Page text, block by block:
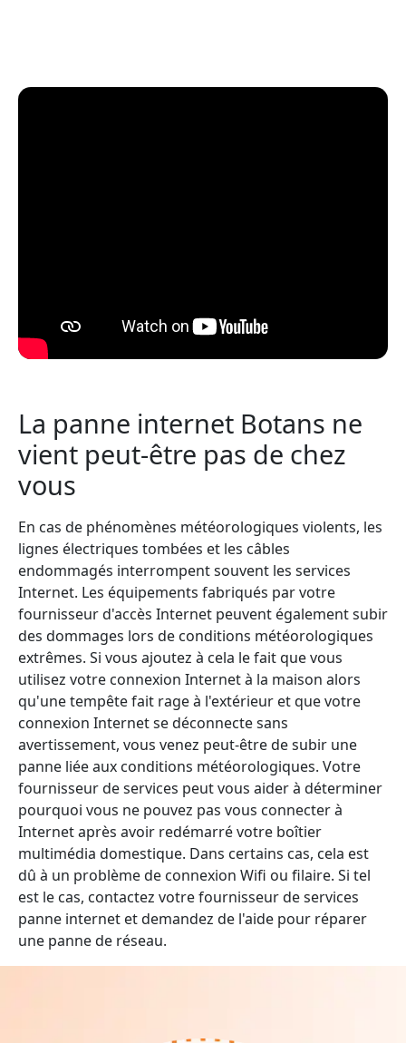
La panne internet Botans ne
vient peut-être pas de chez
vous
En cas de phénomènes météorologiques violents, les
lignes électriques tombées et les câbles
endommagés interrompent souvent les services
Internet. Les équipements fabriqués par votre
fournisseur d'accès Internet peuvent également subir
des dommages lors de conditions météorologiques
extrêmes. Si vous ajoutez à cela le fait que vous
utilisez votre connexion Internet à la maison alors
qu'une tempête fait rage à l'extérieur et que votre
connexion Internet se déconnecte sans
avertissement, vous venez peut-être de subir une
panne liée aux conditions météorologiques. Votre
fournisseur de services peut vous aider à déterminer
pourquoi vous ne pouvez pas vous connecter à
Internet après avoir redémarré votre boîtier
multimédia domestique. Dans certains cas, cela est
dû à un problème de connexion Wifi ou filaire. Si tel
est le cas, contactez votre fournisseur de services
panne internet et demandez de l'aide pour réparer
une panne de réseau.